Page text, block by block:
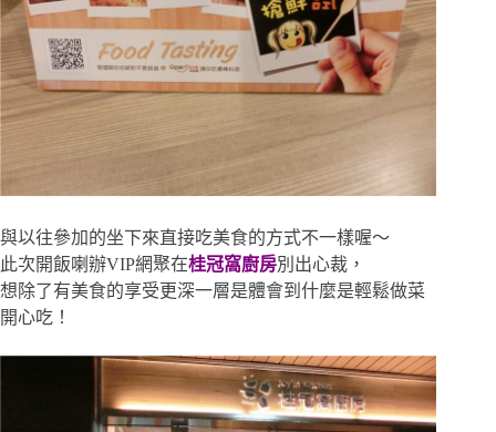
與以往參加的坐下來直接吃美食的方式不一樣喔～
此次開飯喇辦VIP網聚在桂冠窩廚房別出心裁，
想除了有美食的享受更深一層是體會到什麼是輕鬆做菜
開心吃！